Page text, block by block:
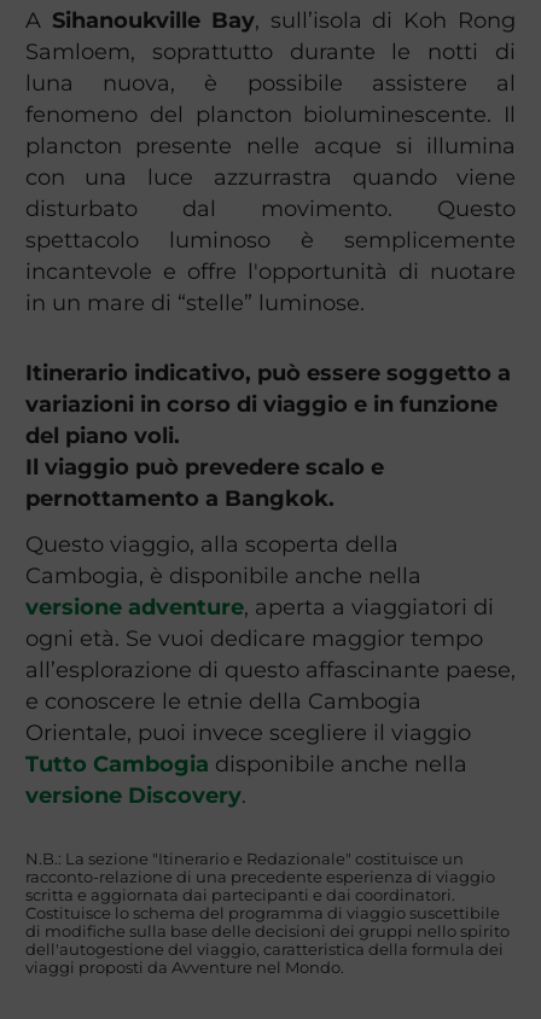
A Sihanoukville Bay, sull’isola di Koh Rong
Samloem, soprattutto durante le notti di
luna nuova, è possibile assistere al
fenomeno del plancton bioluminescente. Il
plancton presente nelle acque si illumina
con una luce azzurrastra quando viene
disturbato dal movimento. Questo
spettacolo luminoso è semplicemente
incantevole e offre l'opportunità di nuotare
in un mare di “stelle” luminose.
Itinerario indicativo, può essere soggetto a
variazioni in corso di viaggio e in funzione
del piano voli.
Il viaggio può prevedere scalo e
pernottamento a Bangkok.
Questo viaggio, alla scoperta della
Cambogia, è disponibile anche nella
versione adventure, aperta a viaggiatori di
ogni età. Se vuoi dedicare maggior tempo
all’esplorazione di questo affascinante paese,
e conoscere le etnie della Cambogia
Orientale, puoi invece scegliere il viaggio
Tutto Cambogia disponibile anche nella
versione Discovery.
N.B.: La sezione "Itinerario e Redazionale" costituisce un
racconto-relazione di una precedente esperienza di viaggio
scritta e aggiornata dai partecipanti e dai coordinatori.
Costituisce lo schema del programma di viaggio suscettibile
di modifiche sulla base delle decisioni dei gruppi nello spirito
dell'autogestione del viaggio, caratteristica della formula dei
viaggi proposti da Avventure nel Mondo.